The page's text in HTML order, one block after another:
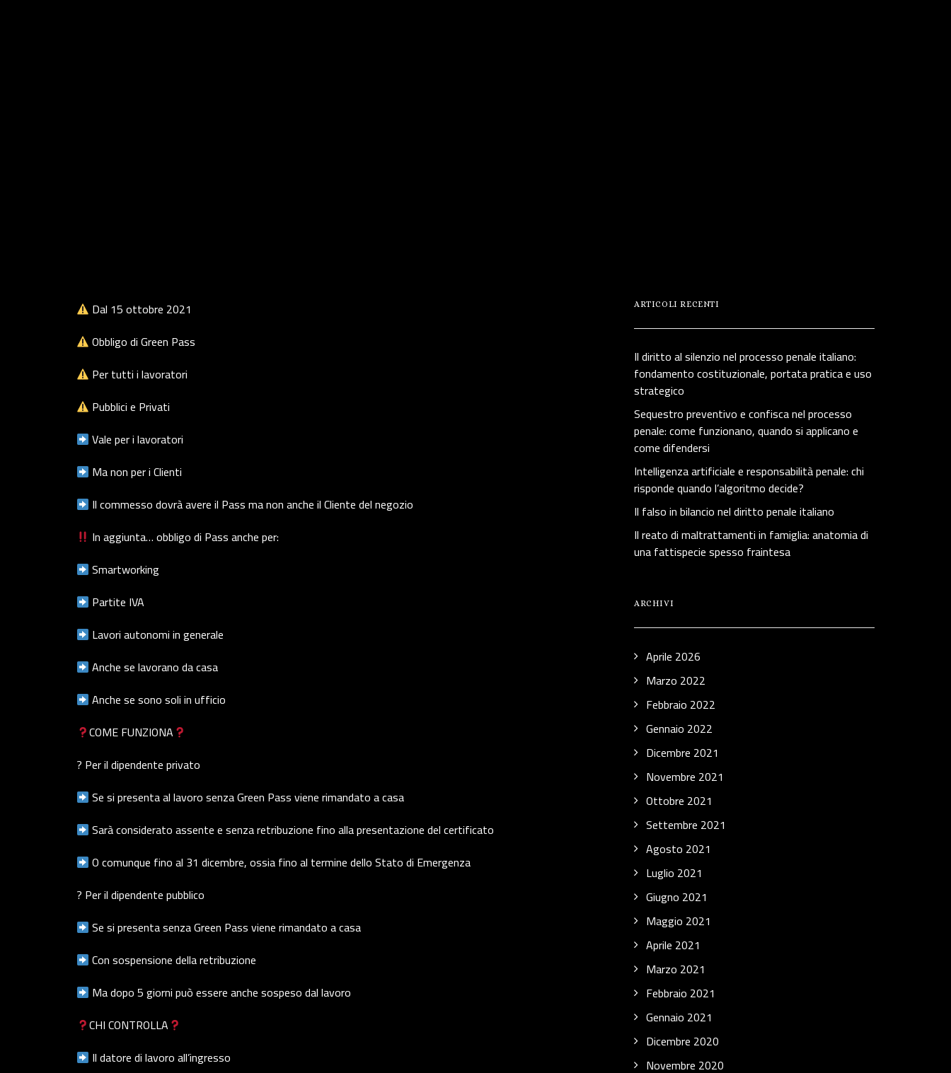
Dal 15 ottobre 2021
Obbligo di Green Pass
Per tutti i lavoratori
Pubblici e Privati
Vale per i lavoratori
Ma non per i Clienti
Il commesso dovrà avere il Pass ma non anche il Cliente del negozio
In aggiunta… obbligo di Pass anche per:
Smartworking
Partite IVA
Lavori autonomi in generale
Anche se lavorano da casa
Anche se sono soli in ufficio
COME FUNZIONA
?️ Per il dipendente privato
Se si presenta al lavoro senza Green Pass viene rimandato a casa
Sarà considerato assente e senza retribuzione fino alla presentazione del certificato
O comunque fino al 31 dicembre, ossia fino al termine dello Stato di Emergenza
?️ Per il dipendente pubblico
Se si presenta senza Green Pass viene rimandato a casa
Con sospensione della retribuzione
Ma dopo 5 giorni può essere anche sospeso dal lavoro
CHI CONTROLLA
Il datore di lavoro all’ingresso
ARTICOLI RECENTI
Il diritto al silenzio nel processo penale italiano:
fondamento costituzionale, portata pratica e uso
strategico
Sequestro preventivo e confisca nel processo
penale: come funzionano, quando si applicano e
come difendersi
Intelligenza artificiale e responsabilità penale: chi
risponde quando l’algoritmo decide?
Il falso in bilancio nel diritto penale italiano
Il reato di maltrattamenti in famiglia: anatomia di
una fattispecie spesso fraintesa
ARCHIVI
Aprile 2026
Marzo 2022
Febbraio 2022
Gennaio 2022
Dicembre 2021
Novembre 2021
Ottobre 2021
Settembre 2021
Agosto 2021
Luglio 2021
Giugno 2021
Maggio 2021
Aprile 2021
Marzo 2021
Febbraio 2021
Gennaio 2021
Dicembre 2020
Novembre 2020